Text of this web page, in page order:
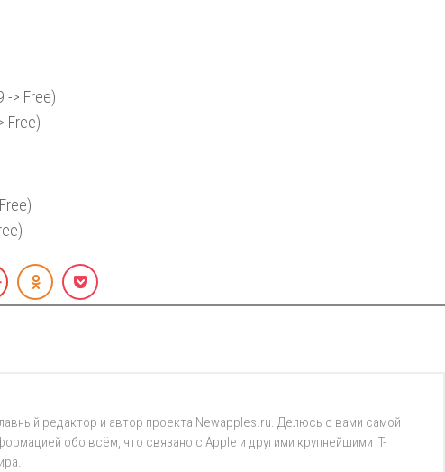
-> Free)
Free)
редактор и автор проекта Newapples.ru. Делюсь с вами самой
обо всём, что связано с Apple и другими крупнейшими IT-